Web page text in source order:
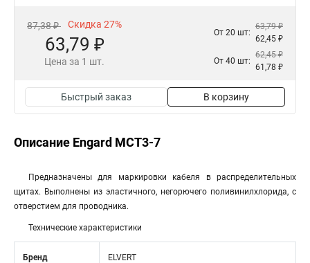
87,38 ₽ Скидка 27%
63,79 ₽
Цена за 1 шт.
От 20 шт:
63,79 ₽
62,45 ₽
От 40 шт:
62,45 ₽
61,78 ₽
Быстрый заказ В корзину
Описание Engard MCT3-7
Предназначены для маркировки кабеля в распределительных
щитах. Выполнены из эластичного, негорючего поливинилхлорида, с
отверстием для проводника.
Технические характеристики
Бренд ELVERT